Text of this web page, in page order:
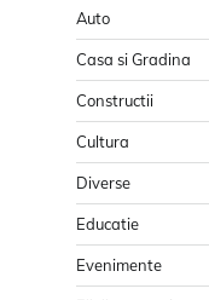
Auto
Casa si Gradina
Constructii
Cultura
Diverse
Educatie
Evenimente